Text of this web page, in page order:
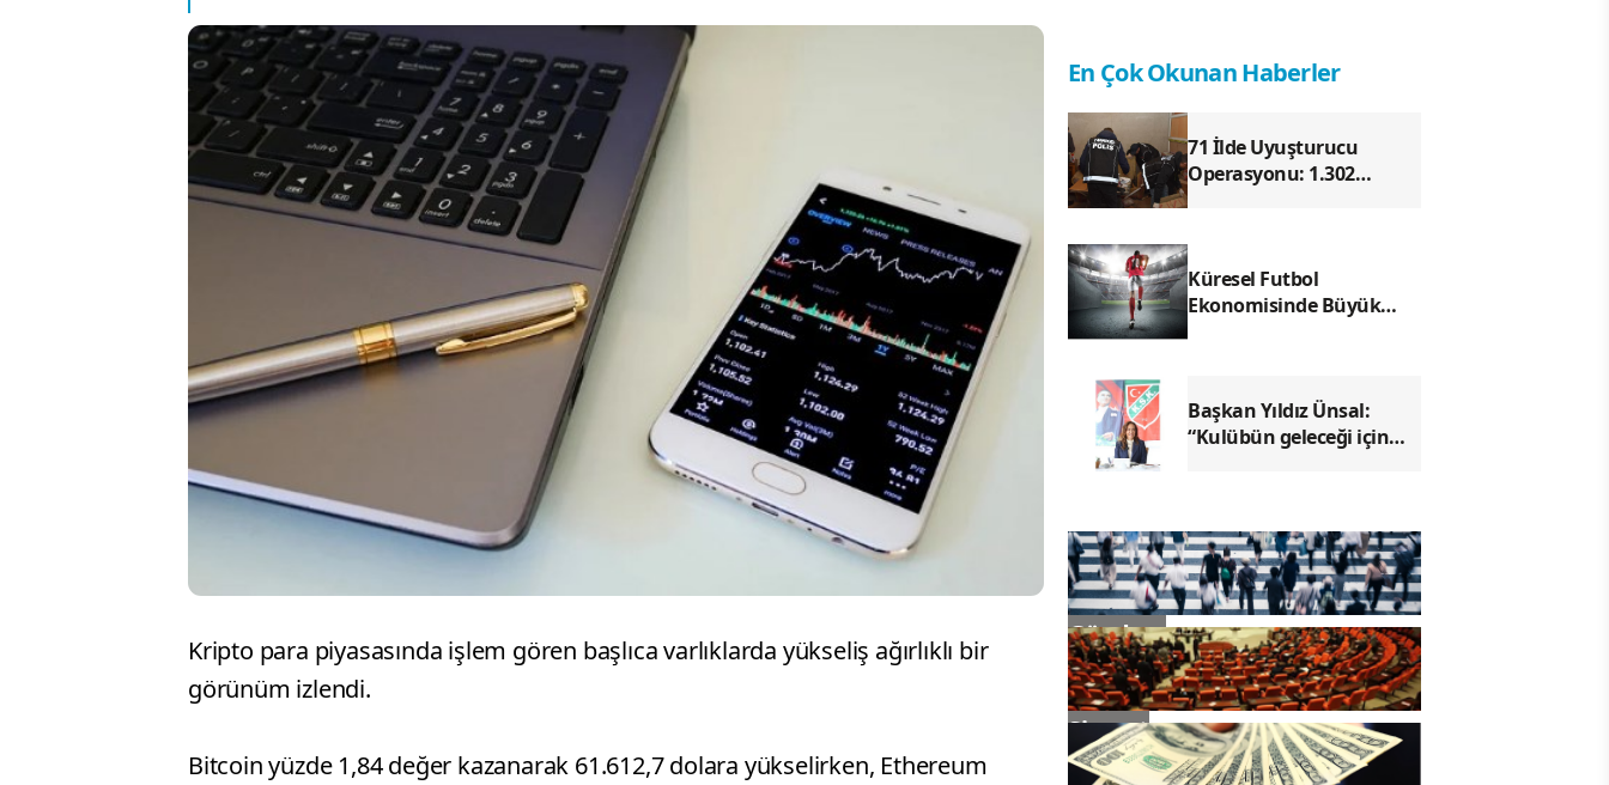
Kripto para piyasasında işlem gören başlıca varlıklarda yükseliş ağırlıklı bir
görünüm izlendi.
Bitcoin yüzde 1,84 değer kazanarak 61.612,7 dolara yükselirken, Ethereum
En Çok Okunan Haberler
71 İlde Uyuşturucu
Operasyonu: 1.302
Küresel Futbol
Ekonomisinde Büyük
Başkan Yıldız Ünsal:
“Kulübün geleceği için
Gündem
Siyaset